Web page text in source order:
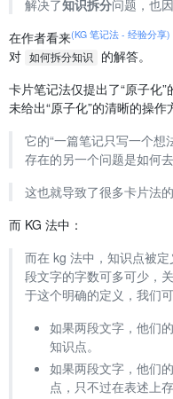
解决了知识拆分问题，也
在作者看来(KG 笔记法 - 经验分享)
对
如何拆分知识
的解答。
卡片笔记法仅提出了“原子化
未给出“原子化”的清晰的操作
它的“一篇笔记只写一个想
存在的另一个问题是如何
这也就导致了很多卡片法
而 KG 法中：
而在 kg 法中，知识点被
段文字的字数可多可少，
于这个明确的定义，我们
如果两段文字，他们
知识点。
如果两段文字，他们
点，只不过在表述上存